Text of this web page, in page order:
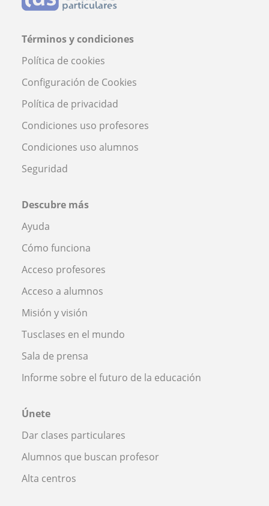
Términos y condiciones
Política de cookies
Configuración de Cookies
Política de privacidad
Condiciones uso profesores
Condiciones uso alumnos
Seguridad
Descubre más
Ayuda
Cómo funciona
Acceso profesores
Acceso a alumnos
Misión y visión
Tusclases en el mundo
Sala de prensa
Informe sobre el futuro de la educación
Únete
Dar clases particulares
Alumnos que buscan profesor
Alta centros